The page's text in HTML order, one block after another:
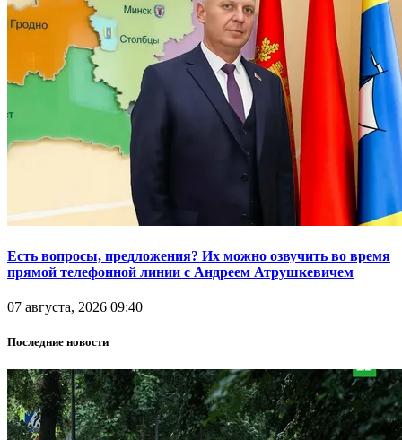
Есть вопросы, предложения? Их можно озвучить во время
прямой телефонной линии с Андреем Атрушкевичем
07 августа, 2026 09:40
Последние новости